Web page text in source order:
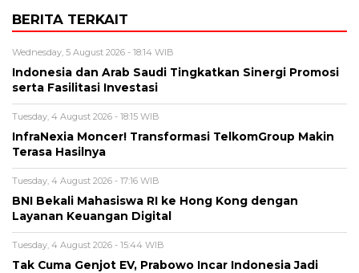
BERITA TERKAIT
Wednesday, 5 August 2026 - 18:14 WIB
Indonesia dan Arab Saudi Tingkatkan Sinergi Promosi
serta Fasilitasi Investasi
Tuesday, 4 August 2026 - 18:15 WIB
InfraNexia Moncer! Transformasi TelkomGroup Makin
Terasa Hasilnya
Tuesday, 4 August 2026 - 17:16 WIB
BNI Bekali Mahasiswa RI ke Hong Kong dengan
Layanan Keuangan Digital
Tuesday, 4 August 2026 - 15:44 WIB
Tak Cuma Genjot EV, Prabowo Incar Indonesia Jadi